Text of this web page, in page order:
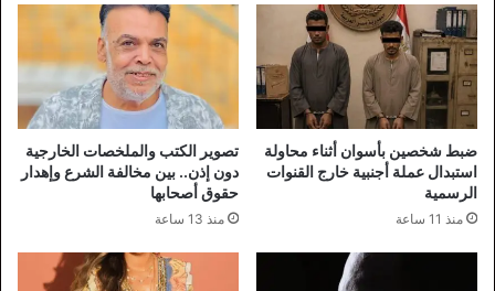
ضبط شخصين بأسوان أثناء محاولة
استبدال عملة أجنبية خارج القنوات
الرسمية
منذ 11 ساعة
تصوير الكتب والملخصات الخارجية
دون إذن.. بين مخالفة الشرع وإهدار
حقوق أصحابها
منذ 13 ساعة